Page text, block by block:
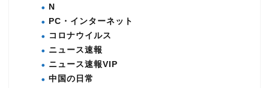
N
PC・インターネット
コロナウイルス
ニュース速報
ニュース速報VIP
中国の日常